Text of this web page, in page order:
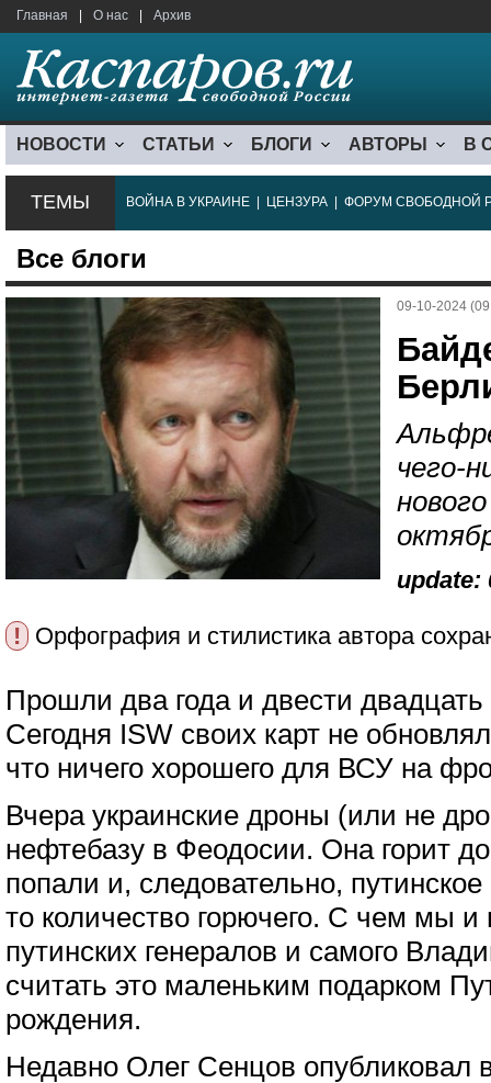
Главная О нас Архив
НОВОСТИ СТАТЬИ БЛОГИ АВТОРЫ В
ТЕМЫ ВОЙНА В УКРАИНЕ ЦЕНЗУРА ФОРУМ СВОБОДНОЙ
Все блоги
09-10-2024
чего-
update:
! Орфография и стилистика автора
Прошли два года и двести
Сегодня ISW своих карт не
что ничего хорошего для ВСУ на
Вчера украинские дроны (или не
нефтебазу в Феодосии. Она горит
попали и, следовательно,
то количество горючего. С чем мы и
путинских генералов и самого
считать это маленьким подарком
рождения.
Недавно Олег Сенцов опубликовал